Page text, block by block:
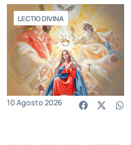
LECTIO DIVINA
10 Agosto 2026